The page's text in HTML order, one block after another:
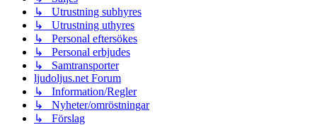
↳ Utrustning subhyres
↳ Utrustning uthyres
↳ Personal eftersökes
↳ Personal erbjudes
↳ Samtransporter
ljudoljus.net Forum
↳ Information/Regler
↳ Nyheter/omröstningar
↳ Förslag